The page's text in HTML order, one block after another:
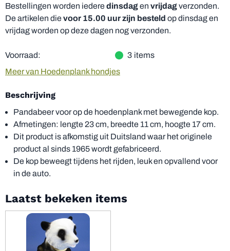
Bestellingen worden iederedinsdagen vrijdagverzonden.
De artikelen dievoor 15.00 uur zijn besteld op dinsdag en
vrijdag worden op deze dagen nog verzonden.
Voorraad: 3 items
Meer van Hoedenplank hondjes
Beschrijving
Pandabeer voor op de hoedenplank met bewegende kop.
Afmetingen: lengte 23 cm, breedte 11 cm, hoogte 17 cm.
Dit product is afkomstig uit Duitsland waar het originele
product al sinds 1965 wordt gefabriceerd.
De kop beweegt tijdens het rijden, leuk en opvallend voor
in de auto.
Laatst bekeken items